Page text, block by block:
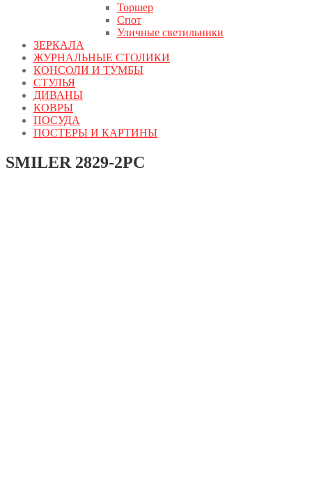
Торшер
Спот
Уличные светильники
ЗЕРКАЛА
ЖУРНАЛЬНЫЕ СТОЛИКИ
КОНСОЛИ И ТУМБЫ
СТУЛЬЯ
ДИВАНЫ
КОВРЫ
ПОСУДА
ПОСТЕРЫ И КАРТИНЫ
SMILER 2829-2PC